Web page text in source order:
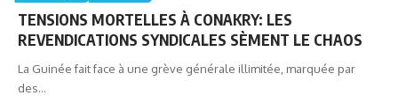
TENSIONS MORTELLES À CONAKRY: LES
REVENDICATIONS SYNDICALES SÈMENT LE CHAOS
La Guinée fait face à une grève générale illimitée, marquée par
des…